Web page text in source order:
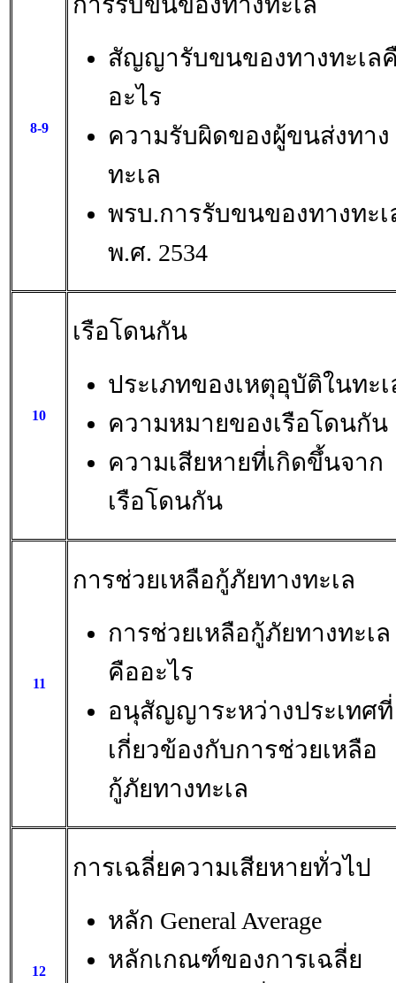
8-9
สัญญารับขนของทางทะเล
อะไร
ความรับผิดของผู้ขนส่งทาง
ทะเล
พรบ.การรับขนของทางทะเ
พ.ศ. 2534
10
เรือโดนกัน
ประเภทของเหตุอุบัติในทะเ
ความหมายของเรือโดนกัน
ความเสียหายที่เกิดขึ้นจาก
เรือโดนกัน
11
การช่วยเหลือกู้ภัยทางทะเล
การช่วยเหลือกู้ภัยทางทะเล
คืออะไร
อนุสัญญาระหว่างประเทศที่
เกี่ยวข้องกับการช่วยเหลือ
กู้ภัยทางทะเล
12
การเฉลี่ยความเสียหายทั่วไป
หลัก General Average
หลักเกณฑ์ของการเฉลี่ย